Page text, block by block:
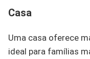
Casa
Uma casa oferece
ideal para famílias